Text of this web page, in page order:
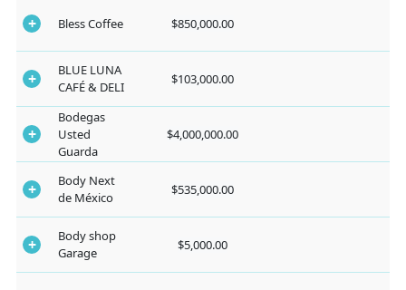
Bless Coffee $850,000.00
BLUE LUNA
CAFÉ & DELI
$103,000.00
Bodegas
Usted
Guarda
$4,000,000.00
Body Next
de México
$535,000.00
Body shop
Garage
$5,000.00